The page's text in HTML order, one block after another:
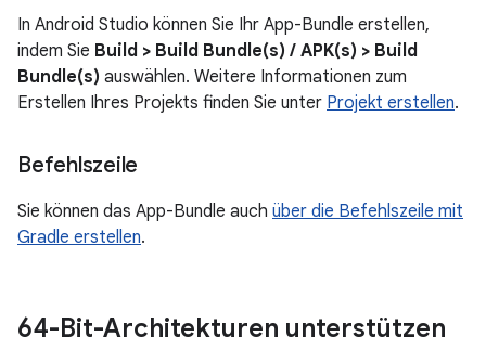
In Android Studio können Sie Ihr App-Bundle erstellen,
indem Sie Build > Build Bundle(s) / APK(s) > Build
Bundle(s) auswählen. Weitere Informationen zum
Erstellen Ihres Projekts finden Sie unter Projekt erstellen.
Befehlszeile
Sie können das App-Bundle auch über die Befehlszeile mit
Gradle erstellen.
64-Bit-Architekturen unterstützen